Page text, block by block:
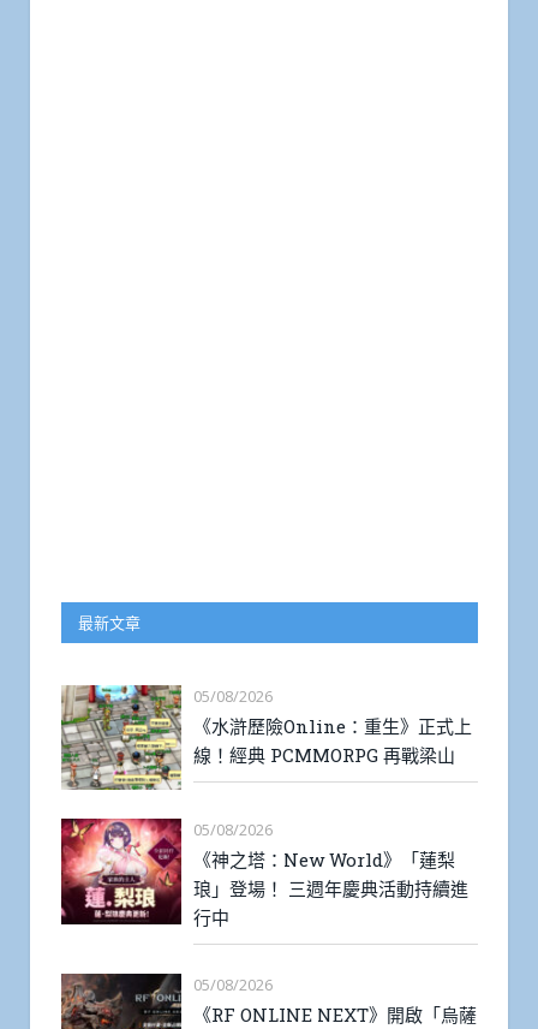
最新文章
05/08/2026
《水滸歷險Online：重生》正式上
線！經典 PCMMORPG 再戰梁山
05/08/2026
《神之塔：New World》「蓮梨
琅」登場！ 三週年慶典活動持續進
行中
05/08/2026
《RF ONLINE NEXT》開啟「烏薩